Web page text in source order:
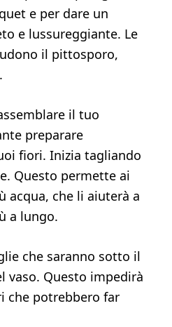
e per dare un
e lussureggiante. Le
il pittosporo,
il tuo
preparare
fiori. Inizia tagliando
Questo permette ai
acqua, che li aiuterà a
a lungo.
che saranno sotto il
vaso. Questo impedirà
che potrebbero far